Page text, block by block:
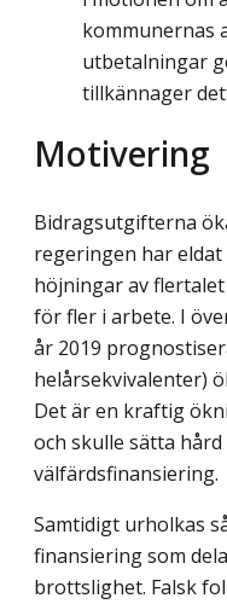
kommunernas
utbetalningar
tillkännager
Motivering
Bidragsutgifterna
regeringen har
höjningar av
för fler i arbete. I
år 2019
helårs­ekvivalenter)
Det är en kraftig
och skulle sätta
välfärds­finansiering.
Samtidigt urholkas
finansiering som
brottslighet. Falsk